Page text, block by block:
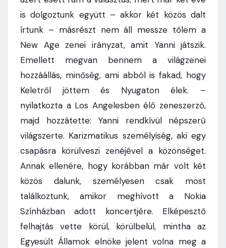
is dolgoztunk együtt – akkor két közös dalt
írtunk – másrészt nem áll messze tőlem a
New Age zenei irányzat, amit Yanni játszik.
Emellett megvan bennem a világzenei
hozzáállás, minőség, ami abból is fakad, hogy
Keletről jöttem és Nyugaton élek. –
nyilatkozta a Los Angelesben élő zeneszerző,
majd hozzátette: Yanni rendkívül népszerű
világszerte. Karizmatikus személyiség, aki egy
csapásra körülveszi zenéjével a közönséget.
Annak ellenére, hogy korábban már volt két
közös dalunk, személyesen csak most
találkoztunk, amikor meghívott a Nokia
Színházban adott koncertjére. Elképesztő
felhajtás vette körül, körülbelül, mintha az
Egyesült Államok elnöke jelent volna meg a